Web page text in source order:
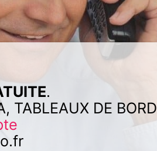
.
TABLEAUX DE BORD